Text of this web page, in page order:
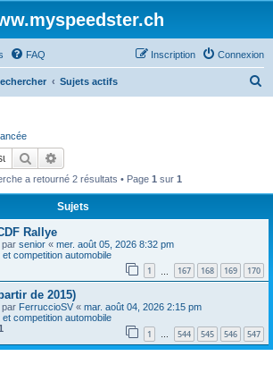
FAQ Connexion
Inscription
Sujets actifs
Rechercher
a retourné 2 résultats • Page 1 sur 1
Sujets
Rallye
par senior « mer. août 05, 2026 8:32 pm
et competition automobile
1 167 168 169 170
de 2015)
par FerruccioSV « mar. août 04, 2026 2:15 pm
et competition automobile
1 … 544 545 546 547